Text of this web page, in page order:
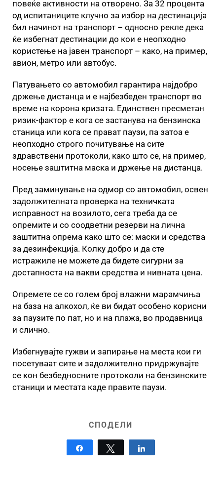
повеќе активности на отворено. За 32 процента
од испитаниците клучно за избор на дестинација
бил начинот на транспорт – односно рекле дека
ќе избегнат дестинации до кои е неопходно
користење на јавен транспорт – како, на пример,
авион, метро или автобус.
Патувањето со автомобил гарантира најдобро
држење дистанца и е најбезбеден транспорт во
време на корона кризата. Единствен пресметан
ризик-фактор е кога се застанува на бензинска
станица или кога се прават паузи, па затоа е
неопходно строго почитување на сите
здравствени протоколи, како што се, на пример,
носење заштитна маска и држење на дистанца.
Пред заминување на одмор со автомобил, освен
задолжителната проверка на техничката
исправност на возилото, сега треба да се
опремите и со соодветни резерви на лична
заштитна опрема како што се: маски и средства
за дезинфекција. Колку добро и да сте
истражиле не можете да бидете сигурни за
достапноста на вакви средства и нивната цена.
Опремете се со голем број влажни марамчиња
на база на алкохол, ќе ви бидат особено корисни
за паузите по пат, но и на плажа, во продавница
и слично.
Избегнувајте гужви и запирање на места кои ги
посетуваат сите и задолжително придржувајте
се кон безбедносните протоколи на бензинските
станици и местата каде правите паузи.
СПОДЕЛИ
Tweet